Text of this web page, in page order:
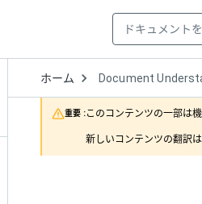
ホーム Open
Dropdown
to
choose
product
Document
重要 :このコンテンツの一部は
新しいコンテンツの翻訳